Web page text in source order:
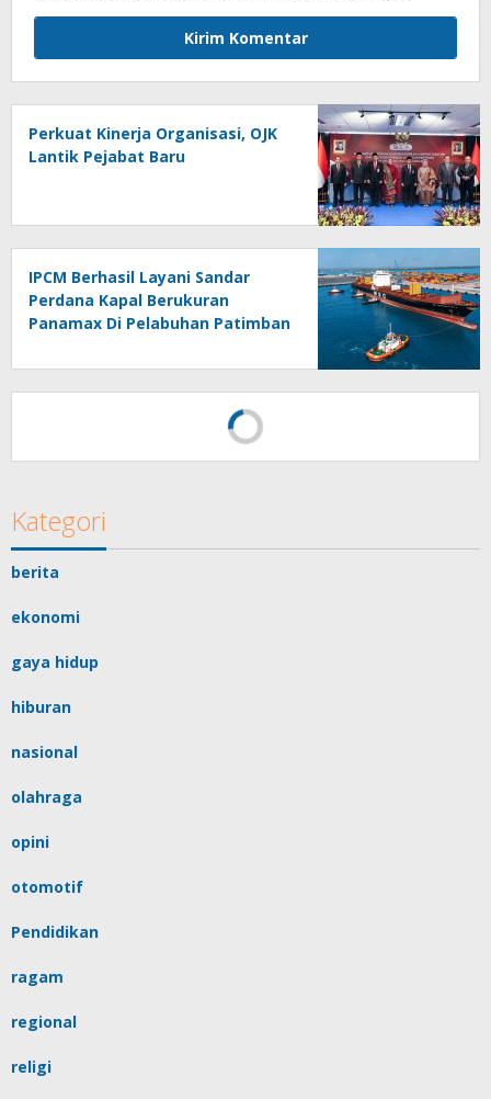
Perkuat Kinerja Organisasi, OJK
Lantik Pejabat Baru
IPCM Berhasil Layani Sandar
Perdana Kapal Berukuran
Panamax Di Pelabuhan Patimban
Kategori
berita
ekonomi
gaya hidup
hiburan
nasional
olahraga
opini
otomotif
Pendidikan
ragam
regional
religi